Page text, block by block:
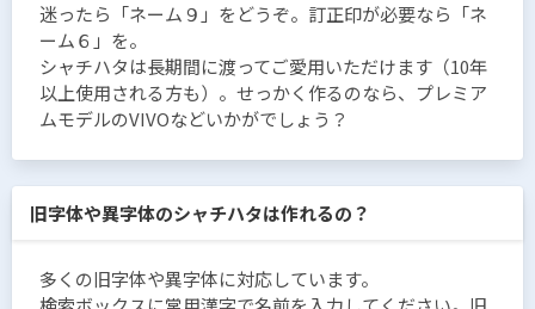
迷ったら「ネーム９」をどうぞ。訂正印が必要なら「ネ
ーム６」を。
シャチハタは長期間に渡ってご愛用いただけます（10年
以上使用される方も）。せっかく作るのなら、プレミア
ムモデルのVIVOなどいかがでしょう？
旧字体や異字体のシャチハタは作れるの？
多くの旧字体や異字体に対応しています。